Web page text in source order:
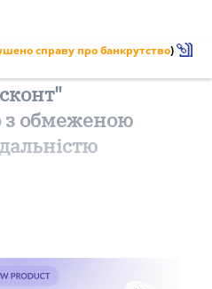
справу про банкрутство)
з обмеженою